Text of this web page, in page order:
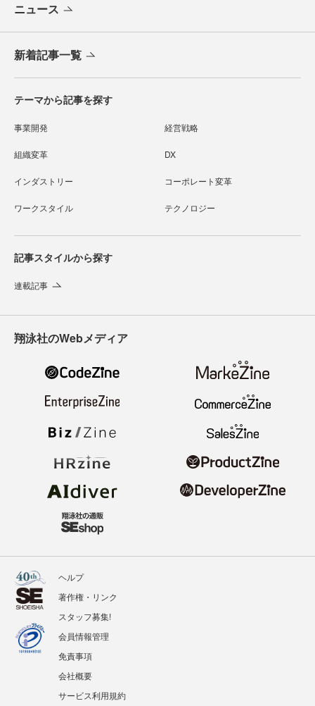
ニュース
新着記事一覧
テーマから記事を探す
事業開発 経営戦略
組織変革 DX
インダストリー コーポレート変革
ワークスタイル テクノロジー
記事スタイルから探す
連載記事
翔泳社のWebメディア
ヘルプ
著作権・リンク
スタッフ募集!
会員情報管理
免責事項
会社概要
サービス利用規約